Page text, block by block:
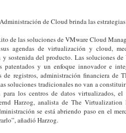
de Cloud brinda las
de las soluciones de VMware Cloud
agendas de virtualización y cloud,
sostenida del producto. Las soluciones
patentados y un enfoque innovador e
de registros, administración financiera
soluciones tradicionales no van a
para los centros de datos virtualizados,
Harzog, analista de The
se está abriendo paso en el
añadió Harzog.